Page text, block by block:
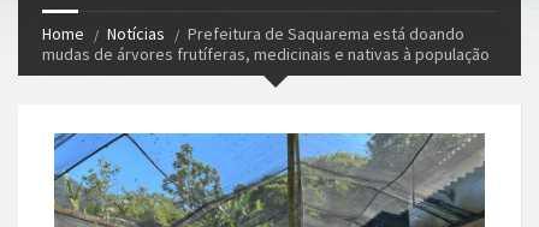
Home Notícias
Prefeitura de Saquarema está doando
mudas de árvores frutíferas, medicinais e nativas à população